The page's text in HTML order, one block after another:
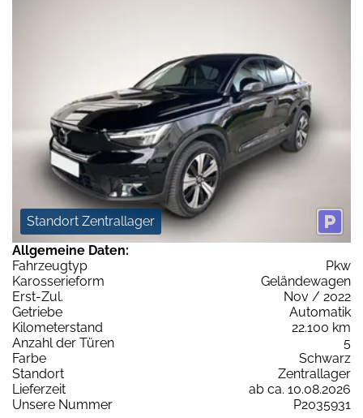
Standort Zentrallager
Allgemeine Daten:
Fahrzeugtyp
Pkw
Karosserieform
Geländewagen
Erst-Zul.
Nov / 2022
Getriebe
Automatik
Kilometerstand
22.100 km
Anzahl der Türen
5
Farbe
Schwarz
Standort
Zentrallager
Lieferzeit
ab ca. 10.08.2026
Unsere Nummer
P2035931